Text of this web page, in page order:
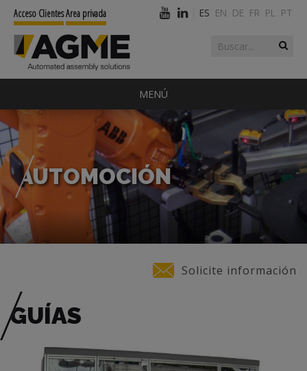
Formulario de
búsqueda
Buscar
Acceso ClientesArea privada ES EN DE FR PL PT
MENÚ
AUTOMOCIÓN
Solicite información
GUÍAS